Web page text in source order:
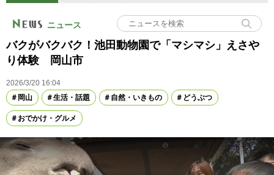
ニュース
バクがバクバク！池田動物園で「マシマシ」えさや
り体験 岡山市
2026/3/20 16:04
岡山
生活・話題 自然・いきもの どうぶつ
おでかけ・グルメ